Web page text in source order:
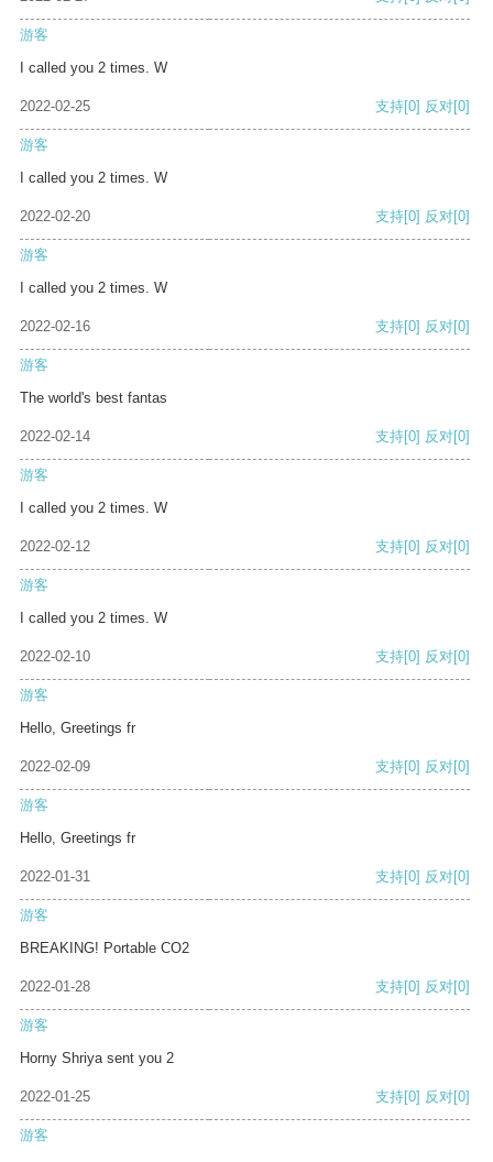
游客
I called you 2 times. W
2022-02-25 支持[0] 反对[0]
游客
I called you 2 times. W
2022-02-20 支持[0] 反对[0]
游客
I called you 2 times. W
2022-02-16 支持[0] 反对[0]
游客
The world's best fantas
2022-02-14 支持[0] 反对[0]
游客
I called you 2 times. W
2022-02-12 支持[0] 反对[0]
游客
I called you 2 times. W
2022-02-10 支持[0] 反对[0]
游客
Hello, Greetings fr
2022-02-09 支持[0] 反对[0]
游客
Hello, Greetings fr
2022-01-31 支持[0] 反对[0]
游客
BREAKING! Portable CO2
2022-01-28 支持[0] 反对[0]
游客
Horny Shriya sent you 2
2022-01-25 支持[0] 反对[0]
游客